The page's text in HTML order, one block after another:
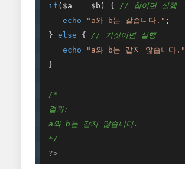
if ($a == $b) {
// 참이면 실행
echo
"a와 b는 같습니다." ;
} else {
// 거짓이면 실행
echo
"a와 b는 같지 않습니다."
}
/*
결과:
a와 b는 같지 않습니다.
*/
?>